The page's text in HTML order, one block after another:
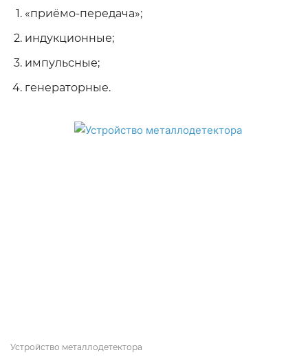
«приёмо-передача»;
индукционные;
импульсные;
генераторные.
Устройство металлодетектора